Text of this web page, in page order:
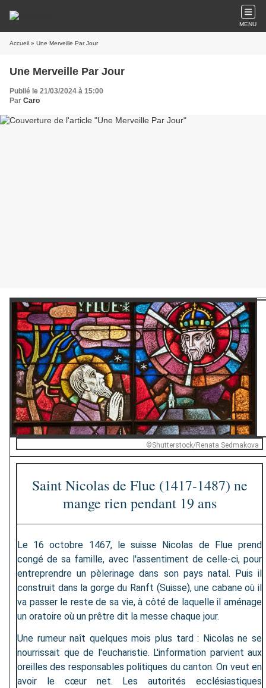
MENU
Accueil » Une Merveille Par Jour
Une Merveille Par Jour
Publié le 21/03/2024 à 15:00
Par Caro
©Shutterstock/Renata Sedmakova
Saint Nicolas de Flue (1417-1487) ne
mange rien pendant 19 ans
Le 16 octobre 1467, le suisse Nicolas de Flue prend
congé de sa famille, avec l'assentiment de celle-ci, pour
entreprendre un pèlerinage dans son pays natal. Puis il
construit dans la gorge du Ranft (Suisse), une cabane où il
va passer le reste de sa vie, à côté de laquelle il aménage
un oratoire où un prêtre dit la messe chaque jour.
Une rumeur naît quelques mois plus tard : Nicolas ne se
nourrissait que de l'eucharistie. L'information parvient aux
oreilles des responsables politiques du canton. On veut en
avoir le cœur net. Les autorités ecclésiastiques